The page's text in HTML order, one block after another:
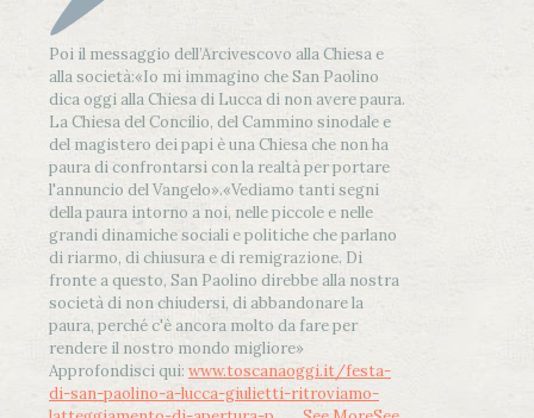
Poi il messaggio dell’Arcivescovo alla Chiesa e
alla società:«Io mi immagino che San Paolino
dica oggi alla Chiesa di Lucca di non avere paura.
La Chiesa del Concilio, del Cammino sinodale e
del magistero dei papi è una Chiesa che non ha
paura di confrontarsi con la realtà per portare
l'annuncio del Vangelo».«Vediamo tanti segni
della paura intorno a noi, nelle piccole e nelle
grandi dinamiche sociali e politiche che parlano
di riarmo, di chiusura e di remigrazione. Di
fronte a questo, San Paolino direbbe alla nostra
società di non chiudersi, di abbandonare la
paura, perché c'è ancora molto da fare per
rendere il nostro mondo migliore»
Approfondisci qui: www.toscanaoggi.it/festa-
di-san-paolino-a-lucca-giulietti-ritroviamo-